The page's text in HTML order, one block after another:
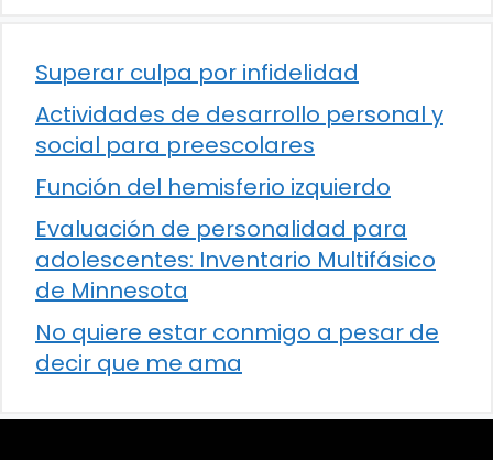
Superar culpa por infidelidad
Actividades de desarrollo personal y
social para preescolares
Función del hemisferio izquierdo
Evaluación de personalidad para
adolescentes: Inventario Multifásico
de Minnesota
No quiere estar conmigo a pesar de
decir que me ama